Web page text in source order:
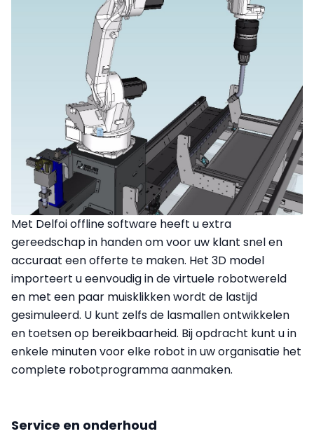
Met Delfoi offline software heeft u extra
gereedschap in handen om voor uw klant snel en
accuraat een offerte te maken. Het 3D model
importeert u eenvoudig in de virtuele robotwereld
en met een paar muisklikken wordt de lastijd
gesimuleerd. U kunt zelfs de lasmallen ontwikkelen
en toetsen op bereikbaarheid. Bij opdracht kunt u in
enkele minuten voor elke robot in uw organisatie het
complete robotprogramma aanmaken.
Service en onderhoud